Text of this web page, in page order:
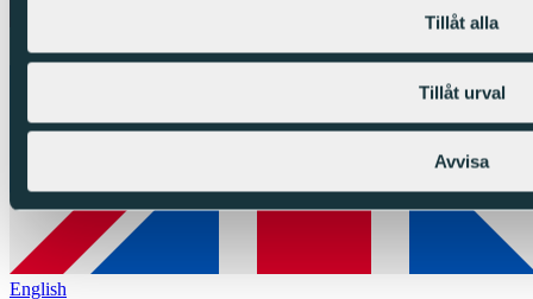
Tillåt alla
Tillåt urval
Avvisa
English